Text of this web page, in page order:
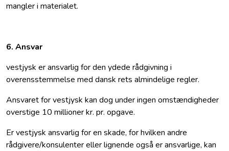
mangler i materialet.
6. Ansvar
vestjysk er ansvarlig for den ydede rådgivning i
overensstemmelse med dansk rets almindelige regler.
Ansvaret for vestjysk kan dog under ingen omstændigheder
overstige 10 millioner kr. pr. opgave.
Er vestjysk ansvarlig for en skade, for hvilken andre
rådgivere/konsulenter eller lignende også er ansvarlige, kan